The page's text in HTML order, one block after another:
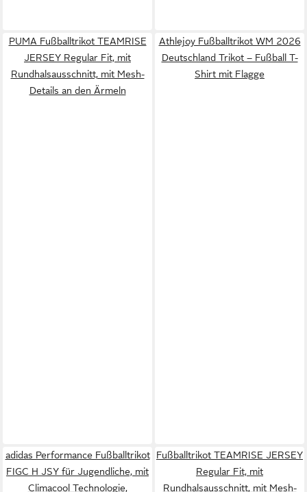
PUMA Fußballtrikot TEAMRISE
JERSEY Regular Fit, mit
Rundhalsausschnitt, mit Mesh-
Details an den Ärmeln
Athlejoy Fußballtrikot WM 2026
Deutschland Trikot – Fußball T-
Shirt mit Flagge
adidas Performance Fußballtrikot
FIGC H JSY für Jugendliche, mit
Climacool Technologie,
Fußballtrikot TEAMRISE JERSEY
Regular Fit, mit
Rundhalsausschnitt, mit Mesh-